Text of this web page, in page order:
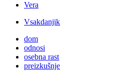
Vera
Vsakdanjik
dom
odnosi
osebna rast
preizkušnje